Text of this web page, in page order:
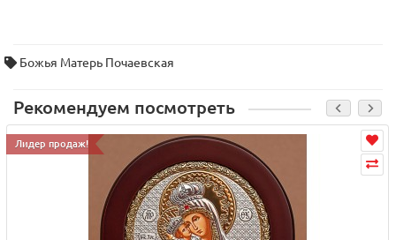
Божья Матерь Почаевская
Рекомендуем посмотреть
Лидер продаж!